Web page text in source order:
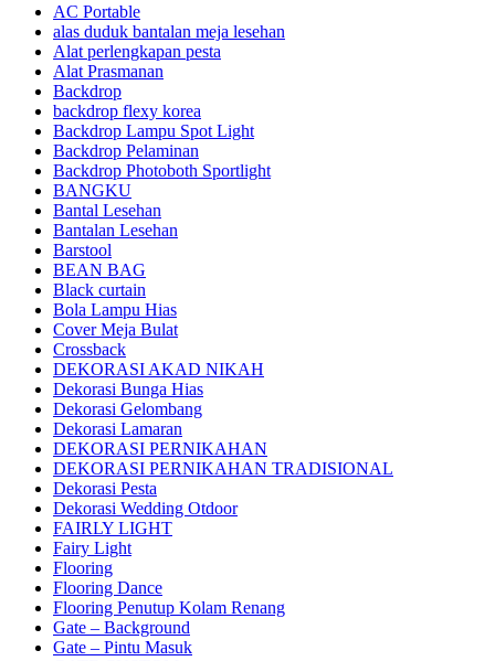
AC Portable
alas duduk bantalan meja lesehan
Alat perlengkapan pesta
Alat Prasmanan
Backdrop
backdrop flexy korea
Backdrop Lampu Spot Light
Backdrop Pelaminan
Backdrop Photoboth Sportlight
BANGKU
Bantal Lesehan
Bantalan Lesehan
Barstool
BEAN BAG
Black curtain
Bola Lampu Hias
Cover Meja Bulat
Crossback
DEKORASI AKAD NIKAH
Dekorasi Bunga Hias
Dekorasi Gelombang
Dekorasi Lamaran
DEKORASI PERNIKAHAN
DEKORASI PERNIKAHAN TRADISIONAL
Dekorasi Pesta
Dekorasi Wedding Otdoor
FAIRLY LIGHT
Fairy Light
Flooring
Flooring Dance
Flooring Penutup Kolam Renang
Gate – Background
Gate – Pintu Masuk